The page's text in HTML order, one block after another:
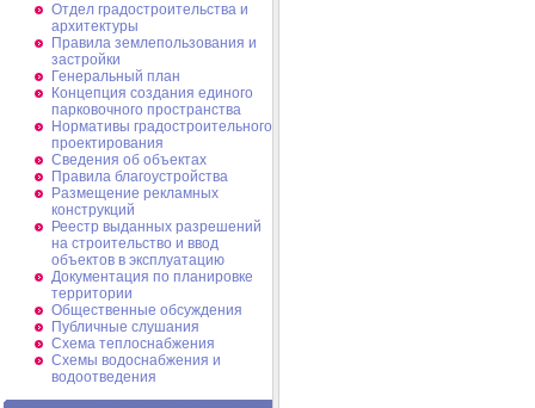
Отдел градостроительства и
архитектуры
Правила землепользования и
застройки
Генеральный план
Концепция создания единого
парковочного пространства
Нормативы градостроительного
проектирования
Сведения об объектах
Правила благоустройства
Размещение рекламных
конструкций
Реестр выданных разрешений
на строительство и ввод
объектов в эксплуатацию
Документация по планировке
территории
Общественные обсуждения
Публичные слушания
Схема теплоснабжения
Схемы водоснабжения и
водоотведения